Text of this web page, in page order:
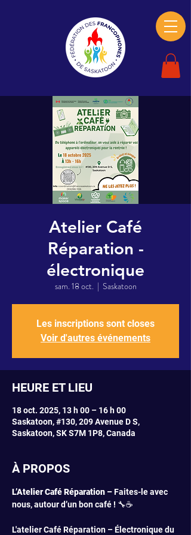
Atelier Café
Réparation -
électronique
sam. 18 oct.
  |
Saskatoon
Les inscriptions sont closes
Voir d'autres événements
HEURE ET LIEU
18 oct. 2025, 13 h 00 – 16 h 00
Saskatoon, #130, 209 Avenue D S,
Saskatoon, SK S7M 1P8, Canada
À PROPOS
L’Atelier Café Réparation – Faites-le avec
nous, autour d’un bon café ! 🔧☕
L'atelier Café Réparation – Électronique du